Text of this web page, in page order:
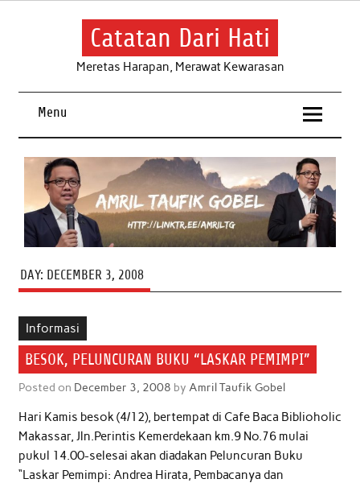
Skip
Catatan Dari Hati
Meretas Harapan, Merawat Kewarasan
Menu
DAY: DECEMBER 3, 2008
Informasi
BESOK, PELUNCURAN BUKU “LASKAR PEMIMPI”
Posted on December 3, 2008 by Amril Taufik Gobel
Hari Kamis besok (4/12), bertempat di Cafe Baca Biblioholic
Makassar, Jln.Perintis Kemerdekaan km.9 No.76 mulai
pukul 14.00-selesai akan diadakan Peluncuran Buku
“Laskar Pemimpi: Andrea Hirata, Pembacanya dan